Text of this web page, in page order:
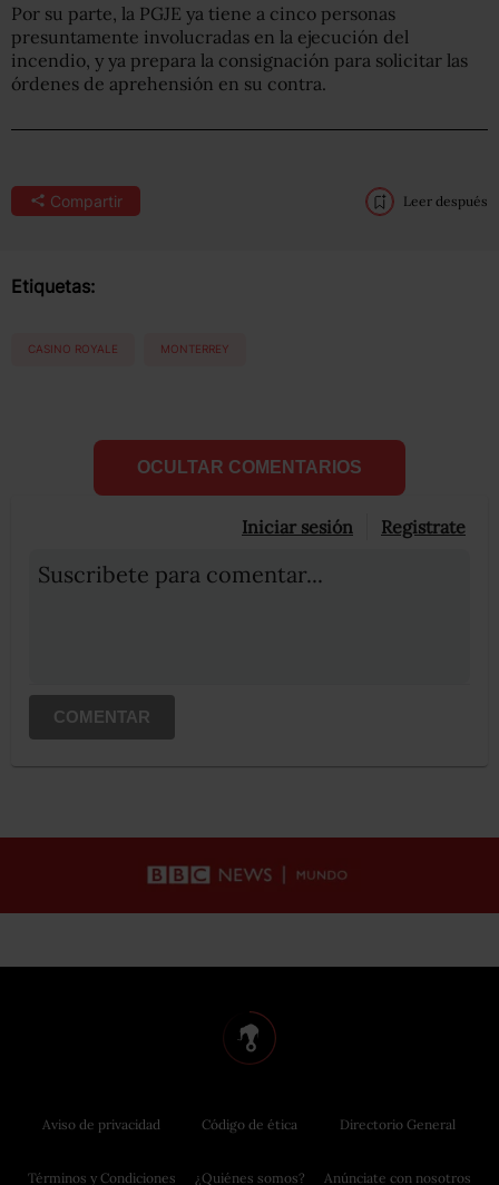
Por su parte, la PGJE ya tiene a cinco personas
presuntamente involucradas en la ejecución del
incendio, y ya prepara la consignación para solicitar las
órdenes de aprehensión en su contra.
Compartir Leer después
Etiquetas:
CASINO ROYALE MONTERREY
OCULTAR COMENTARIOS
Iniciar sesión Registrate
Suscribete para comentar...
COMENTAR
Aviso de privacidad
Términos y Condiciones
Código de ética
¿Quiénes somos?
Directorio General
Anúnciate con nosotros